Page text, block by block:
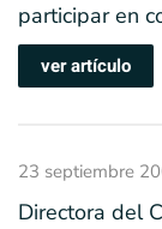
participar en
ver artículo
23 septiembre
Directora del